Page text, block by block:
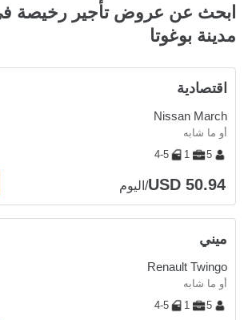
ابحث عن عروض تأجير رخيصة
مدينة بوغوتا
اقتصادية
Nissan March
أو ما شابه
5
1
4-5
USD 50.94/اليوم
ميني
Renault Twingo
أو ما شابه
5
1
4-5